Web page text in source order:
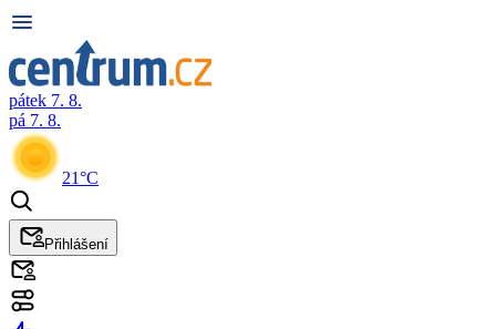
pátek 7. 8.
pá 7. 8.
21°C
Přihlášení